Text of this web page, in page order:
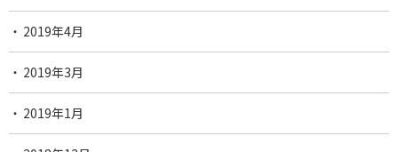
2019年4月
2019年3月
2019年1月